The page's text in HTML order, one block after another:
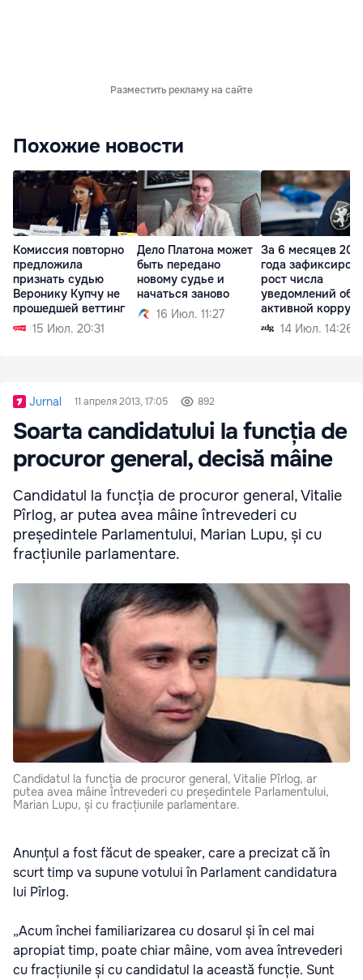
Разместить рекламу на сайте
Похожие новости
Комиссия повторно
предложила
признать судью
Веронику Купчу не
прошедшей веттинг
15 Июл. 20:31
Дело Платона может
быть передано
новому судье и
начаться заново
16 Июл. 11:27
За 6 месяцев
года
рост числа
уведомлений об
активной
14 Июл. 14:26
Jurnal 11 апреля 2013, 17:05 892
Soarta candidatului la funcția de
procuror general, decisă mâine
Candidatul la funcția de procuror general, Vitalie
Pîrlog, ar putea avea mâine întrevederi cu
președintele Parlamentului, Marian Lupu, și cu
fracțiunile parlamentare.
Candidatul la funcția de procuror general, Vitalie Pîrlog, ar
putea avea mâine întrevederi cu președintele Parlamentului,
Marian Lupu, și cu fracțiunile parlamentare.
Anunțul a fost făcut de speaker, care a precizat că în
scurt timp va supune votului în Parlament candidatura
lui Pîrlog.
„Acum închei familiarizarea cu dosarul și în cel mai
apropiat timp, poate chiar mâine, vom avea întrevederi
cu fracțiunile și cu candidatul la această funcție. Sunt